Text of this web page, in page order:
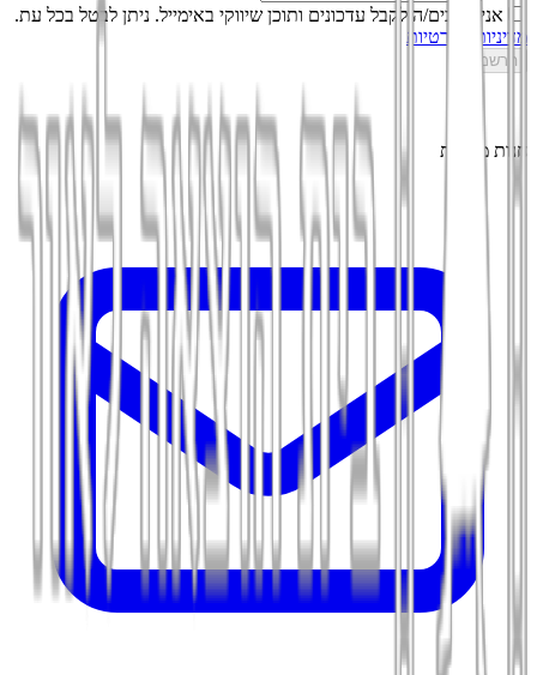
אני מסכים/ה לקבל עדכונים ותוכן שיווקי באימייל. ניתן לבטל בכל עת.
מדיניות הפרטיות
הרשמה
חנות מקוונת